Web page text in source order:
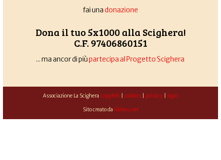
fai unadonazione
Dona il tuo 5x1000 alla Scighera!
C.F. 97406860151
... ma ancor di piùpartecipa al Progetto Scighera
Associazione La Scighera copyleft| cookies| privacy| login
Sito creato da Alekos.net